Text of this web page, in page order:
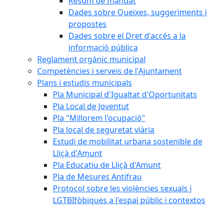
Dades sobre Queixes, suggeriments i
propostes
Dades sobre el Dret d'accés a la
informació pública
Reglament orgànic municipal
Competències i serveis de l'Ajuntament
Plans i estudis municipals
Pla Municipal d'Igualtat d'Oportunitats
Pla Local de Joventut
Pla "Millorem l'ocupació"
Pla local de seguretat viària
Estudi de mobilitat urbana sostenible de
Lliçà d'Amunt
Pla Educatiu de Lliçà d'Amunt
Pla de Mesures Antifrau
Protocol sobre les violències sexuals i
LGTBIfòbiques a l'espai públic i contextos